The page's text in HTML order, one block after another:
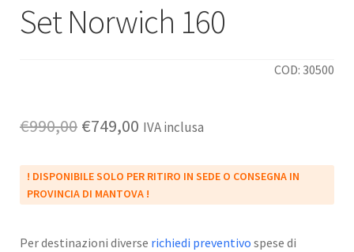
Set Norwich 160
COD: 30500
€990,00 Il
originale
era:
€990,00.
€749,00 Il
attuale
è:
€749,00.
IVA inclusa
! DISPONIBILE SOLO PER RITIRO IN SEDE O CONSEGNA IN
PROVINCIA DI MANTOVA !
Per destinazioni diverse richiedi preventivo spese di